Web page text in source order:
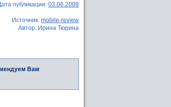
публикации: 03.06.2008
Источник: mobile-review
Автор: Ирина Тюрина
Вам